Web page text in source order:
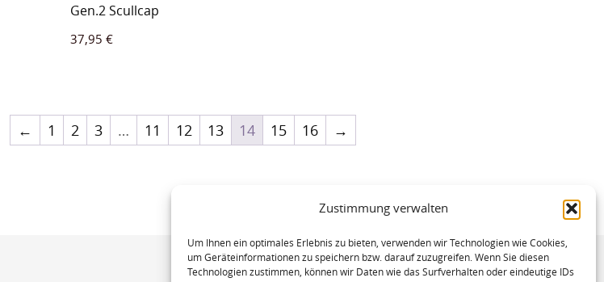
Zustimmung verwalten
Um Ihnen ein optimales Erlebnis zu bieten, verwenden wir Technologien wie Cookies,
um Geräteinformationen zu speichern bzw. darauf zuzugreifen. Wenn Sie diesen
Technologien zustimmen, können wir Daten wie das Surfverhalten oder eindeutige IDs
Gen.2 Scullcap
37,95 €
← 1 2 3 … 11 12 13 14 15 16 →